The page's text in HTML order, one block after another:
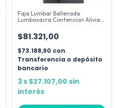
Faja Lumbar Ballenada
Lumbosacra Contencion Alivia
$81.321,00
$73.188,90 con
Transferencia o depósito
bancario
3x $27.107,00 sin
interés